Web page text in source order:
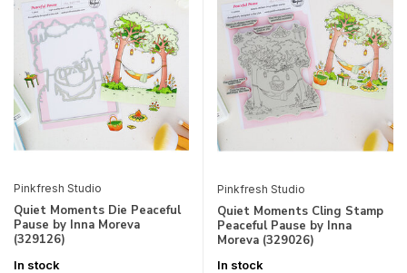
Pinkfresh Studio
Quiet Moments Die Peaceful
Pause by Inna Moreva
(329126)
In stock
Pinkfresh Studio
Quiet Moments Cling Stamp
Peaceful Pause by Inna
Moreva (329026)
In stock